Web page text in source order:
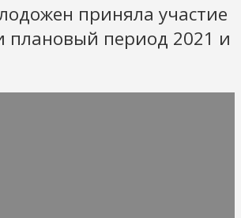
приняла участие
плановый период 2021 и